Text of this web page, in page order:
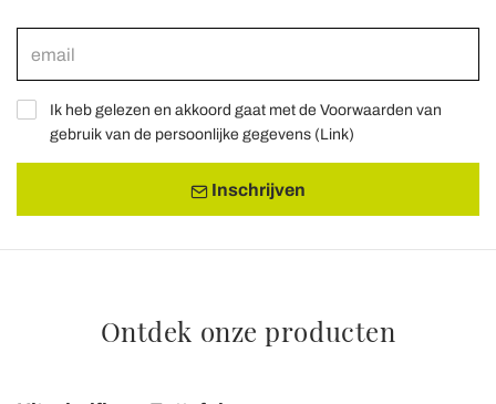
Ik heb gelezen en akkoord gaat met de Voorwaarden van
gebruik van de persoonlijke gegevens (Link)
Inschrijven
Ontdek onze producten